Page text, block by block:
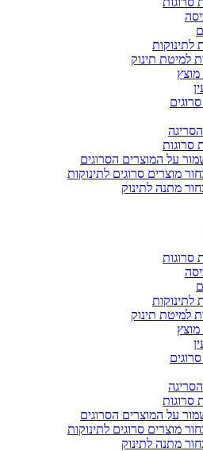
לתינוקות
למיטת תינוק
מוצץ
סרוגות
על המוצרים הסרוגים
מוצרים סרוגים לתינוקות
מתנה לתינוק
סרוגות
לתינוקות
למיטת תינוק
מוצץ
סרוגות
על המוצרים הסרוגים
מוצרים סרוגים לתינוקות
מתנה לתינוק